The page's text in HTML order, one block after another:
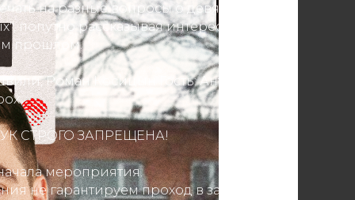
на разные вопросы о девяностых,
попутно рассказывая интересные
прошлом.
Роман Косицын Гость: Антон
СТРОГО ЗАПРЕЩЕНА!
мероприятия.
не гарантируем проход в зал.